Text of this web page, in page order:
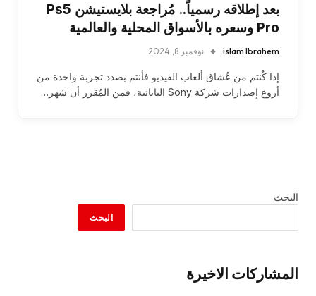
بعد إطلاقه رسمياً.. مُراجعة بلايستيشن Ps5
Pro وسعره بالأسواق المحلية والعالمية
islam Ibrahem نوفمبر 8, 2024
إذا كُنتم من عُشاق ألعاب الفيديو فأنتم بصدد تجربة واحدة من
أروع إصدارات شركة Sony اليابانية، فمن المُقرر أن شهر…
البحث
البحث
المشاركات الاخيرة